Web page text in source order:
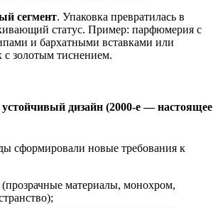
сегмент. Упаковка превратилась в
статус. Пример: парфюмерия с
и бархатными вставками или
с золотым тиснением.
дизайн (2000‑е — настоящее
сформировали новые требования к
(прозрачные материалы, монохром,